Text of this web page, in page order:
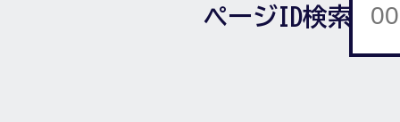
ページID検索